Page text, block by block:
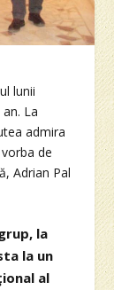
lunii
La
admira
de
Adrian Pal
la
la un
al